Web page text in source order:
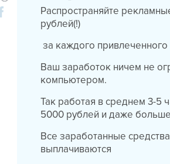
Распространяйте
рублей(!)
за каждого
Ваш заработок ничем не
компьютером.
Так работая в среднем 3-5
5000 рублей и даже
Все заработанные
выплачиваются